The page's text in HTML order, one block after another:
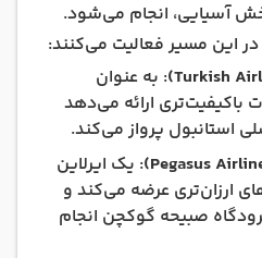
این مسیر فعالیت می‌کنند:
: به عنوان
باکیفیت‌تری ارائه می‌دهد
استانبول پرواز می‌کند.
: یک ایرلاین
ارزان‌تری عرضه می‌کند و
صبیحه گوکچن انجام